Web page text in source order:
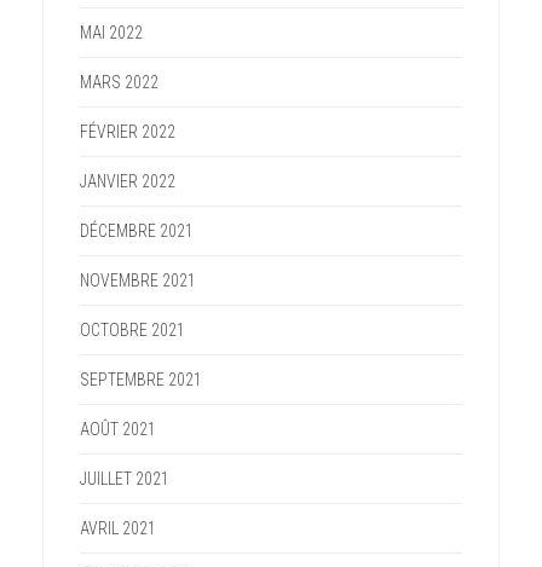
MAI 2022
MARS 2022
FÉVRIER 2022
JANVIER 2022
DÉCEMBRE 2021
NOVEMBRE 2021
OCTOBRE 2021
SEPTEMBRE 2021
AOÛT 2021
JUILLET 2021
AVRIL 2021